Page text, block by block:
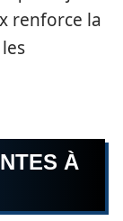
renforce la
À